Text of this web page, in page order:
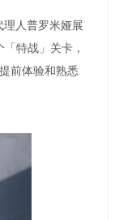
理人普罗米娅展
特战」关卡，
前体验和熟悉